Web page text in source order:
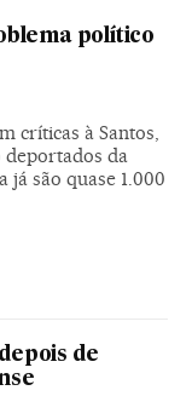
político
críticas à Santos,
deportados da
já são quase 1.000
de